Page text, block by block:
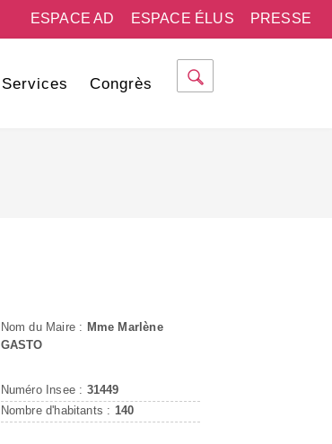
PRESSE
ESPACE ÉLUS
ESPACE AD
Services Congrès
Nom du Maire : Mme Marlène
GASTO
Numéro Insee : 31449
Nombre d'habitants : 140